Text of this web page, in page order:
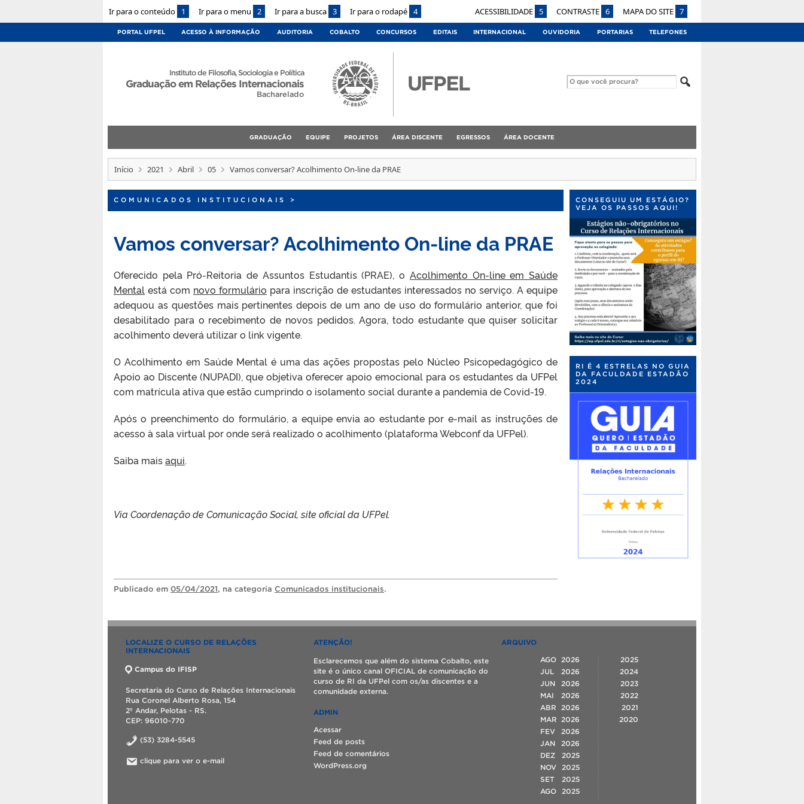
Ir para o conteúdo 1 Ir para o menu 2 Ir para a busca 3 Ir para o rodapé 4 ACESSIBILIDADE 5 CONTRASTE 6 MAPA DO SITE 7
PORTAL UFPEL ACESSO À INFORMAÇÃO AUDITORIA COBALTO CONCURSOS EDITAIS INTERNACIONAL OUVIDORIA PORTARIAS TELEFONES
Instituto de Filosofia, Sociologia e Política
Graduação em Relações Internacionais
Bacharelado
GRADUAÇÃO EQUIPE PROJETOS ÁREA DISCENTE EGRESSOS ÁREA DOCENTE
Início 2021 Abril 05 Vamos conversar? Acolhimento On-line da PRAE
COMUNICADOS INSTITUCIONAIS >
Vamos conversar? Acolhimento On-line da PRAE
Oferecido pela Pró-Reitoria de Assuntos Estudantis (PRAE), o Acolhimento On-line em Saúde
Mental está com novo formulário para inscrição de estudantes interessados no serviço. A equipe
adequou as questões mais pertinentes depois de um ano de uso do formulário anterior, que foi
desabilitado para o recebimento de novos pedidos. Agora, todo estudante que quiser solicitar
acolhimento deverá utilizar o link vigente.
O Acolhimento em Saúde Mental é uma das ações propostas pelo Núcleo Psicopedagógico de
Apoio ao Discente (NUPADI), que objetiva oferecer apoio emocional para os estudantes da UFPel
com matrícula ativa que estão cumprindo o isolamento social durante a pandemia de Covid-19.
Após o preenchimento do formulário, a equipe envia ao estudante por e-mail as instruções de
acesso à sala virtual por onde será realizado o acolhimento (plataforma Webconf da UFPel).
Saiba maisaqui.
Via Coordenação de Comunicação Social, site oficial da UFPel.
Publicado em 05/04/2021, na categoria Comunicados institucionais.
CONSEGUIU UM ESTÁGIO?
VEJA OS PASSOS AQUI!
RI É 4 ESTRELAS NO GUIA
DA FACULDADE ESTADÃO
2024
LOCALIZE O CURSO DE RELAÇÕES
INTERNACIONAIS
Campus do IFISP
Secretaria do Curso de Relações Internacionais
Rua Coronel Alberto Rosa, 154
2º Andar, Pelotas - RS.
CEP: 96010-770
(53) 3284-5545
clique para ver o e-mail
ATENÇÃO!
Esclarecemos que além do sistema Cobalto, este
site é o único canal OFICIAL de comunicação do
curso de RI da UFPel com os/as discentes e a
comunidade externa.
ADMIN
Acessar
Feed de posts
Feed de comentários
WordPress.org
ARQUIVO
AGO
2026
JUL
2026
JUN
2026
MAI
2026
ABR
2026
MAR
2026
FEV
2026
JAN
2026
DEZ
2025
NOV
2025
SET
2025
AGO
2025
2025
2024
2023
2022
2021
2020